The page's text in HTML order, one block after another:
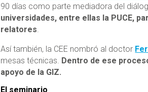
90 días como parte mediadora del
universidades, entre ellas la PUCE,
relatores.
Así también, la CEE nombró al doctor
mesas técnicas. Dentro de ese
apoyo de la GIZ.
El seminario